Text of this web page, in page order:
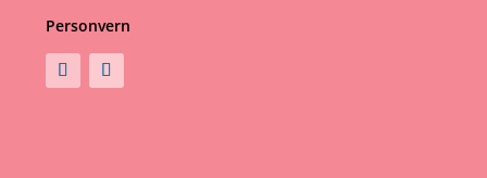
Personvern